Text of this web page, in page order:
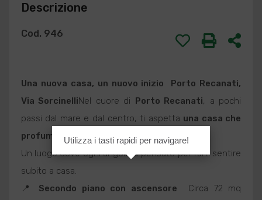
Descrizione
Cod. 946
Una nuova casa, un nuovo inizio  Porto Recanati,
Via SorcinelliNel cuore di Porto Recanati, a pochi
passi dal mare e dal centro, ti aspetta una casa che
profuma di nuovo, di luce e di possibilità
Un luogo dove ogni angolo è pensato per farti sentire
subito a casa.
📍 Secondo piano con ascensore  Circa 72 mq
Utilizza i tasti rapidi per navigare!